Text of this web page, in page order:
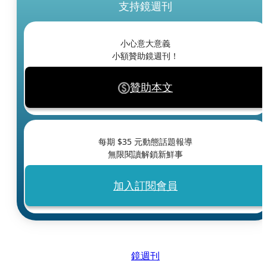
支持鏡週刊
小心意大意義
小額贊助鏡週刊！
贊助本文
每期 $35 元動態話題報導
無限閱讀解鎖新鮮事
加入訂閱會員
鏡週刊